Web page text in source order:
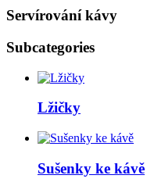
Servírování kávy
Subcategories
Lžičky
Sušenky ke kávě